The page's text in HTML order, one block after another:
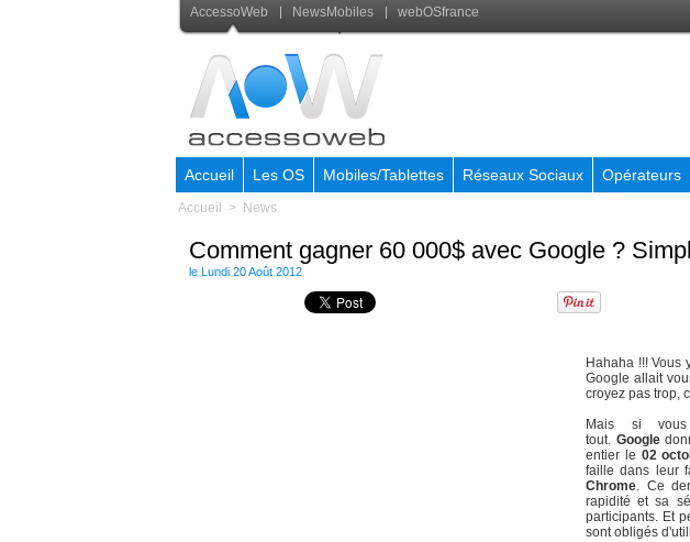
AccessoWeb NewsMobiles webOSfrance
Accueil Les OS Mobiles/Tablettes Réseaux Sociaux Opérateurs
Accueil > News
Comment gagner 60 000$ avec Google ?
le Lundi 20 Août 2012
Hahaha !!! Vous
Google allait
croyez pas trop,
Mais si
tout. Google
entier le 02
faille dans leur
Chrome. Ce
rapidité et sa
participants. Et
sont obligés